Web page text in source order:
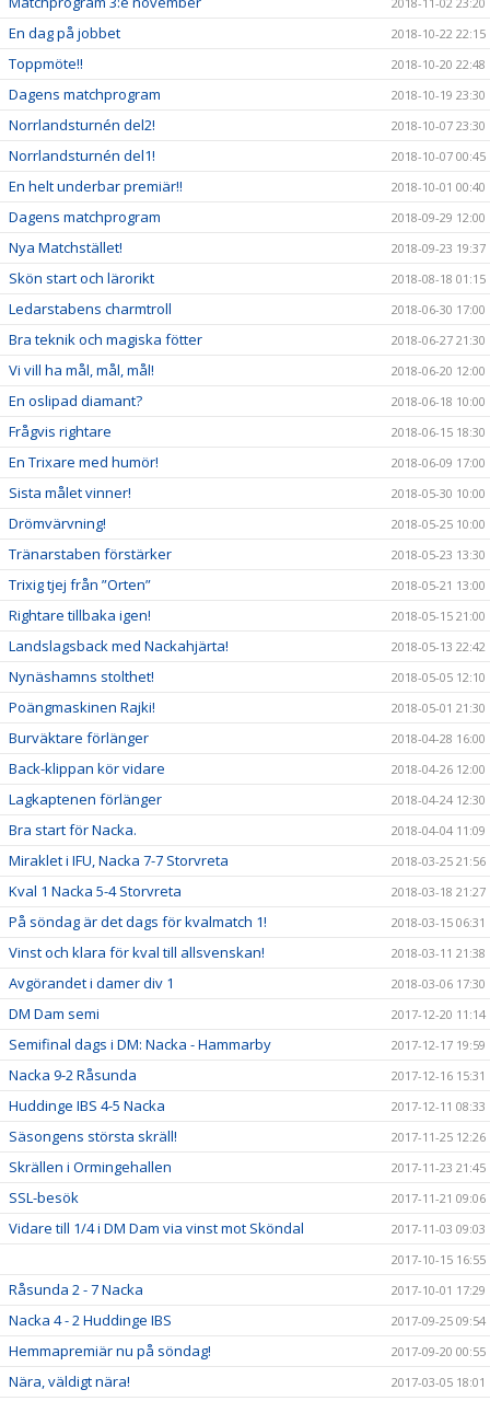
En dag på jobbet 2018-10-22 22:15
Toppmöte!! 2018-10-20 22:48
Dagens matchprogram 2018-10-19 23:30
Norrlandsturnén del2! 2018-10-07 23:30
Norrlandsturnén del1! 2018-10-07 00:45
En helt underbar premiär!! 2018-10-01 00:40
Dagens matchprogram 2018-09-29 12:00
Nya Matchstället! 2018-09-23 19:37
Skön start och lärorikt 2018-08-18 01:15
Ledarstabens charmtroll 2018-06-30 17:00
Bra teknik och magiska fötter 2018-06-27 21:30
Vi vill ha mål, mål, mål! 2018-06-20 12:00
En oslipad diamant? 2018-06-18 10:00
Frågvis rightare 2018-06-15 18:30
En Trixare med humör! 2018-06-09 17:00
Sista målet vinner! 2018-05-30 10:00
Drömvärvning! 2018-05-25 10:00
Tränarstaben förstärker 2018-05-23 13:30
Trixig tjej från ”Orten” 2018-05-21 13:00
Rightare tillbaka igen! 2018-05-15 21:00
Landslagsback med Nackahjärta! 2018-05-13 22:42
Nynäshamns stolthet! 2018-05-05 12:10
Poängmaskinen Rajki! 2018-05-01 21:30
Burväktare förlänger 2018-04-28 16:00
Back-klippan kör vidare 2018-04-26 12:00
Lagkaptenen förlänger 2018-04-24 12:30
Bra start för Nacka. 2018-04-04 11:09
Miraklet i IFU, Nacka 7-7 Storvreta 2018-03-25 21:56
Kval 1 Nacka 5-4 Storvreta 2018-03-18 21:27
På söndag är det dags för kvalmatch 1! 2018-03-15 06:31
Vinst och klara för kval till allsvenskan! 2018-03-11 21:38
Avgörandet i damer div 1 2018-03-06 17:30
DM Dam semi 2017-12-20 11:14
Semifinal dags i DM: Nacka - Hammarby 2017-12-17 19:59
Nacka 9-2 Råsunda 2017-12-16 15:31
Huddinge IBS 4-5 Nacka 2017-12-11 08:33
Säsongens största skräll! 2017-11-25 12:26
Skrällen i Ormingehallen 2017-11-23 21:45
SSL-besök 2017-11-21 09:06
Vidare till 1/4 i DM Dam via vinst mot Sköndal
2017-11-03 09:03
2017-10-15 16:55
Råsunda 2 - 7 Nacka 2017-10-01 17:29
Nacka 4 - 2 Huddinge IBS 2017-09-25 09:54
Hemmapremiär nu på söndag! 2017-09-20 00:55
Nära, väldigt nära! 2017-03-05 18:01